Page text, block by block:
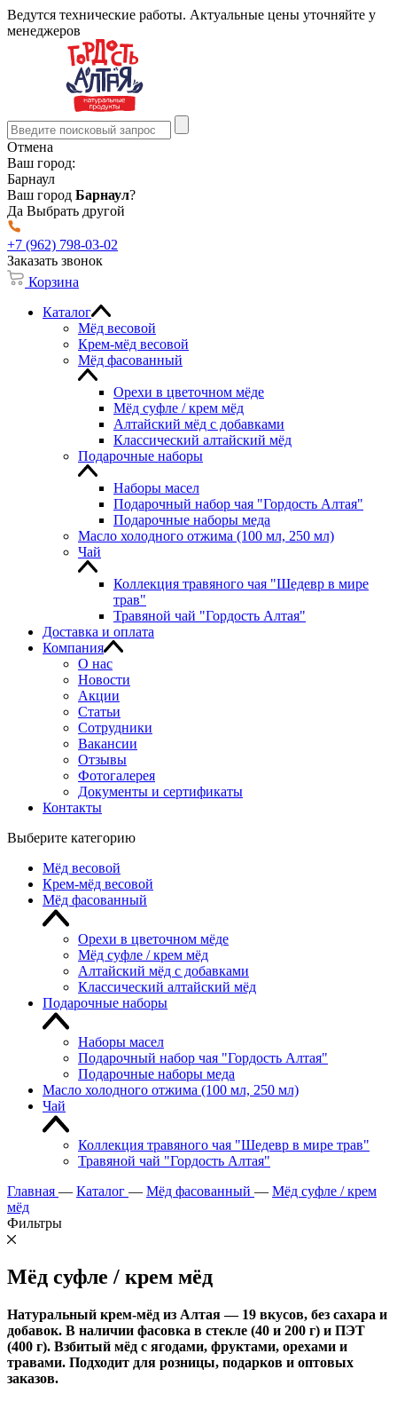
Ведутся технические работы. Актуальные цены уточняйте у
менеджеров
Отмена
Ваш город:
Барнаул
Ваш город Барнаул?
Да Выбрать другой
+7 (962) 798-03-02
Заказать звонок
Корзина
Каталог
Мёд весовой
Крем-мёд весовой
Мёд фасованный
Орехи в цветочном мёде
Мёд суфле / крем мёд
Алтайский мёд с добавками
Классический алтайский мёд
Подарочные наборы
Наборы масел
Подарочный набор чая "Гордость Алтая"
Подарочные наборы меда
Масло холодного отжима (100 мл, 250 мл)
Чай
Коллекция травяного чая "Шедевр в мире
трав"
Травяной чай "Гордость Алтая"
Доставка и оплата
Компания
О нас
Новости
Акции
Статьи
Сотрудники
Вакансии
Отзывы
Фотогалерея
Документы и сертификаты
Контакты
Выберите категорию
Мёд весовой
Крем-мёд весовой
Мёд фасованный
Орехи в цветочном мёде
Мёд суфле / крем мёд
Алтайский мёд с добавками
Классический алтайский мёд
Подарочные наборы
Наборы масел
Подарочный набор чая "Гордость Алтая"
Подарочные наборы меда
Масло холодного отжима (100 мл, 250 мл)
Чай
Коллекция травяного чая "Шедевр в мире трав"
Травяной чай "Гордость Алтая"
Главная — Каталог — Мёд фасованный — Мёд суфле / крем
мёд
Фильтры
Мёд суфле / крем мёд
Натуральный крем‑мёд из Алтая — 19 вкусов, без сахара и
добавок. В наличии фасовка в стекле (40 и 200 г) и ПЭТ
(400 г). Взбитый мёд с ягодами, фруктами, орехами и
травами. Подходит для розницы, подарков и оптовых
заказов.